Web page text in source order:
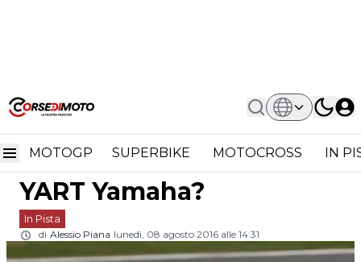
MOTOGP SUPERBIKE MOTOCROSS IN
Home In Pista
Bradley Smith Al Via Della 8h
Bradley Smith al via della
8h Oschersleben con
YART Yamaha?
In Pista
di Alessio Piana lunedì, 08 agosto 2016 alle 14:31